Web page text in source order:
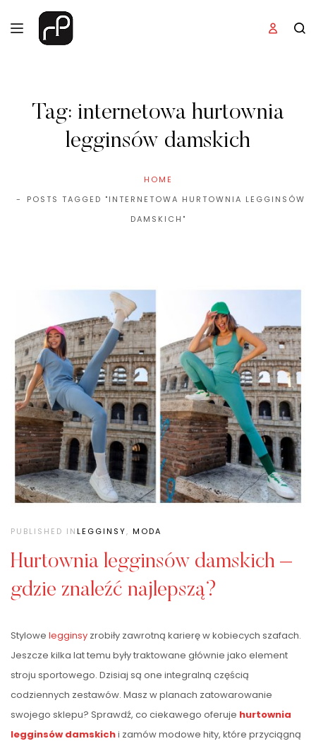
Tag: internetowa hurtownia
legginsów damskich
HOME
POSTS TAGGED "INTERNETOWA HURTOWNIA LEGGINSÓW
DAMSKICH"
PUBLISHED INLEGGINSY, MODA
Hurtownia legginsów damskich –
gdzie znaleźć najlepszą?
Stylowe legginsy zrobiły zawrotną karierę w kobiecych szafach.
Jeszcze kilka lat temu były traktowane głównie jako element
stroju sportowego. Dzisiaj są one integralną częścią
codziennych zestawów. Masz w planach zatowarowanie
swojego sklepu? Sprawdź, co ciekawego oferuje hurtownia
legginsów damskichi zamów modowe hity, które przyciągną